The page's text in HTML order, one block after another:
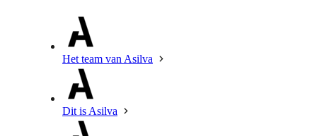
Het team van Asilva
Dit is Asilva